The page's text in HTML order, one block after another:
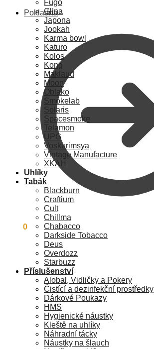
Pokladna
0
Fugo
Glina
Japona
Jookah
Karma bowl
Katuro
Kolos
Kong
Maklaud
Moon
Oblako
Smokelab
Solaris
Spacesmoke
Telamon
UPG
Voskurimsya
Vintage Manufacture
XKAH
Uhlíky
Tabák
Blackburn
Craftium
Cult
Chillma
Chabacco
Darkside Tobacco
Deus
Overdozz
Starbuzz
Příslušenství
Alobal, Vidličky a Pokery
Čistící a dezinfekční prostředky
Dárkové Poukazy
HMS
Hygienické náustky
Kleště na uhlíky
Náhradní tácky
Náustky na šlauch